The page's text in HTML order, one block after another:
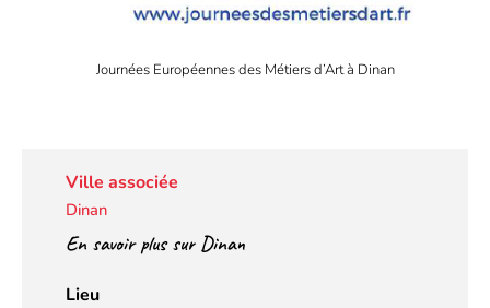
Journées Européennes des Métiers d’Art à Dinan
Ville associée
Dinan
En savoir plus sur Dinan
Lieu